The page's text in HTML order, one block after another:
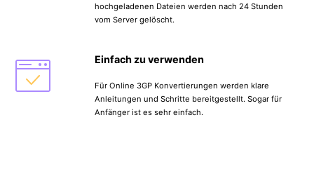
hochgeladenen Dateien werden nach 24 Stunden
vom Server gelöscht.
Einfach zu verwenden
Für Online 3GP Konvertierungen werden klare
Anleitungen und Schritte bereitgestellt. Sogar für
Anfänger ist es sehr einfach.